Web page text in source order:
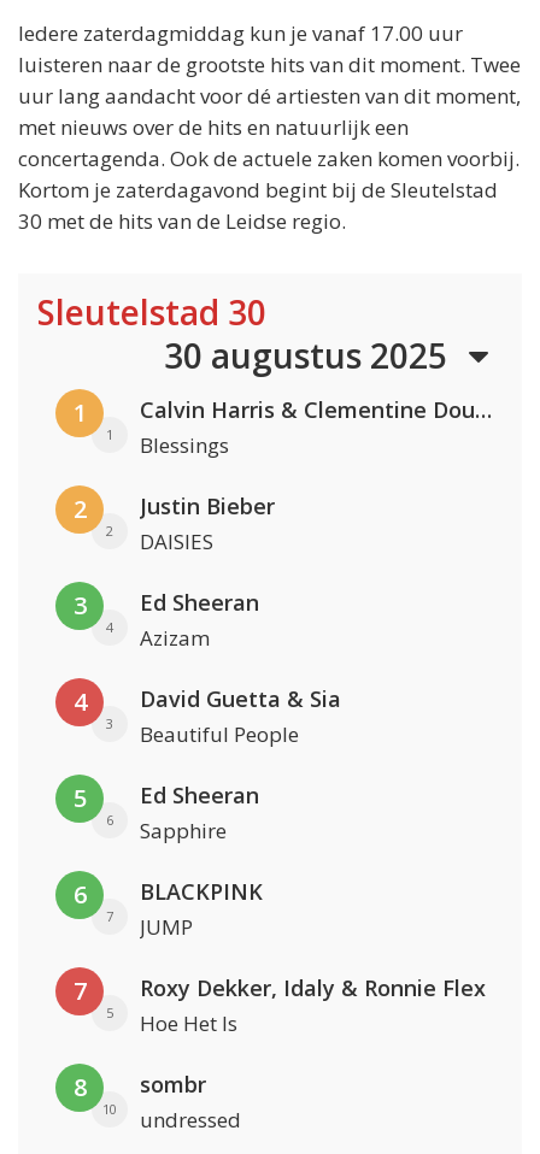
Iedere zaterdagmiddag kun je vanaf 17.00 uur
luisteren naar de grootste hits van dit moment. Twee
uur lang aandacht voor dé artiesten van dit moment,
met nieuws over de hits en natuurlijk een
concertagenda. Ook de actuele zaken komen voorbij.
Kortom je zaterdagavond begint bij de Sleutelstad
30 met de hits van de Leidse regio.
Sleutelstad 30
30 augustus 2025
1
1
Calvin Harris & Clementine Douglas
Blessings
2
2
Justin Bieber
DAISIES
3
4
Ed Sheeran
Azizam
4
3
David Guetta & Sia
Beautiful People
5
6
Ed Sheeran
Sapphire
6
7
BLACKPINK
JUMP
7
5
Roxy Dekker, Idaly & Ronnie Flex
Hoe Het Is
8
10
sombr
undressed